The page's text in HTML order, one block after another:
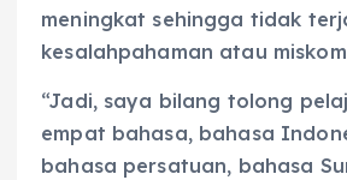
meningkat sehingga tidak
kesalahpahaman atau
“Jadi, saya bilang tolong
empat bahasa, bahasa
bahasa persatuan, bahasa